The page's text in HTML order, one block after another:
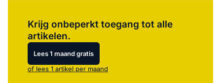
Krijg onbeperkt toegang tot alle
artikelen.
Lees 1 maand gratis
of lees 1 artikel per maand